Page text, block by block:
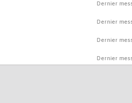
Dernier
Dernier
Dernier
Dernier